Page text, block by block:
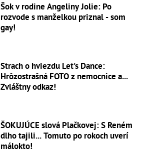
Šok v rodine Angeliny Jolie: Po
rozvode s manželkou priznal - som
gay!
Strach o hviezdu Let's Dance:
Hrôzostrašná FOTO z nemocnice a...
Zvláštny odkaz!
ŠOKUJÚCE slová Plačkovej: S Reném
dlho tajili... Tomuto po rokoch uverí
málokto!